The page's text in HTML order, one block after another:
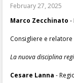
February 27, 2025
Marco Zecchinato -
Consigliere e relatore
La nuova disciplina
Cesare Lanna -